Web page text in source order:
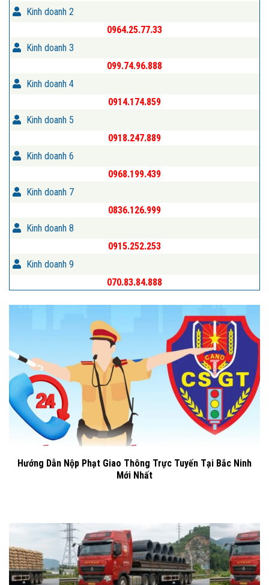
Kinh doanh 2
0964.25.77.33
Kinh doanh 3
099.74.96.888
Kinh doanh 4
0914.174.859
Kinh doanh 5
0918.247.889
Kinh doanh 6
0968.199.439
Kinh doanh 7
0836.126.999
Kinh doanh 8
0915.252.253
Kinh doanh 9
070.83.84.888
Hướng Dẫn Nộp Phạt Giao Thông Trực Tuyến Tại Bắc Ninh
Mới Nhất